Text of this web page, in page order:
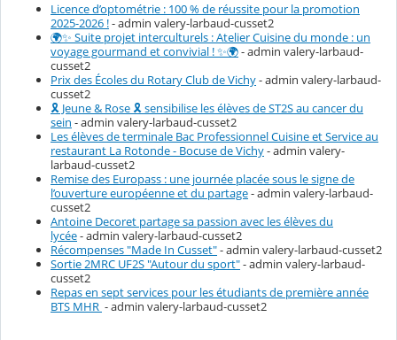
Licence d’optométrie : 100 % de réussite pour la promotion
2025-2026 !- admin valery-larbaud-cusset2
🌍✨ Suite projet interculturels : Atelier Cuisine du monde : un
voyage gourmand et convivial ! ✨🌍- admin valery-larbaud-
cusset2
Prix des Écoles du Rotary Club de Vichy- admin valery-larbaud-
cusset2
🎗️ Jeune & Rose 🎗️ sensibilise les élèves de ST2S au cancer du
sein - admin valery-larbaud-cusset2
Les élèves de terminale Bac Professionnel Cuisine et Service au
restaurant La Rotonde - Bocuse de Vichy- admin valery-
larbaud-cusset2
Remise des Europass : une journée placée sous le signe de
l’ouverture européenne et du partage- admin valery-larbaud-
cusset2
Antoine Decoret partage sa passion avec les élèves du
lycée- admin valery-larbaud-cusset2
Récompenses "Made In Cusset"- admin valery-larbaud-cusset2
Sortie 2MRC UF2S "Autour du sport"- admin valery-larbaud-
cusset2
Repas en sept services pour les étudiants de première année
BTS MHR - admin valery-larbaud-cusset2